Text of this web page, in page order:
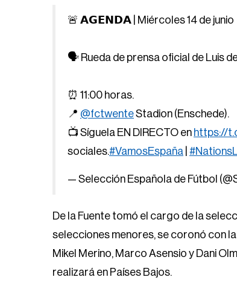
🚨 𝗔𝗚𝗘𝗡𝗗𝗔 | Miércoles 14 de junio
🗣️ Rueda de prensa oficial de Luis
⏰ 11:00 horas.
📍 @fctwenteStadion (Enschede).
📺 Síguela EN DIRECTO en https://
sociales.#VamosEspaña
— Selección Española de Fútbol
De la Fuente tomó el cargo de la
selecciones menores, se coronó con la
Mikel Merino, Marco Asensio y Dani
realizará en Países Bajos.